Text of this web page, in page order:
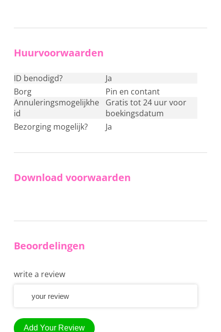
Huurvoorwaarden
ID benodigd?
ja
Borg
pin en contant
Annuleringsmogelijkhe
id
Gratis tot 24 uur voor
boekingsdatum
Bezorging mogelijk?
ja
Download voorwaarden
Beoordelingen
write a review
Add Your Review